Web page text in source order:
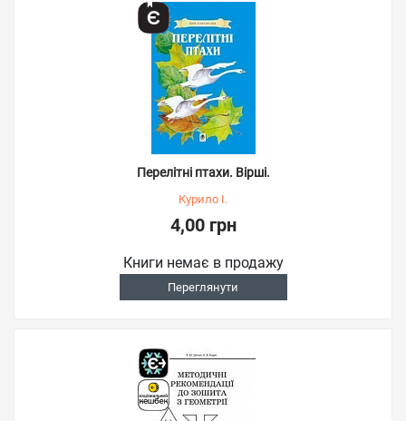
Перелітні птахи. Вірші.
Курило І.
4,00 грн
Книги немає в продажу
Переглянути